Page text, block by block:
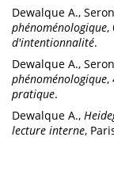
Dewalque A.,
phénoménologique,
d'intentionnalité.
Dewalque A.,
phénoménologique,
pratique.
Dewalque A.,
lecture interne,